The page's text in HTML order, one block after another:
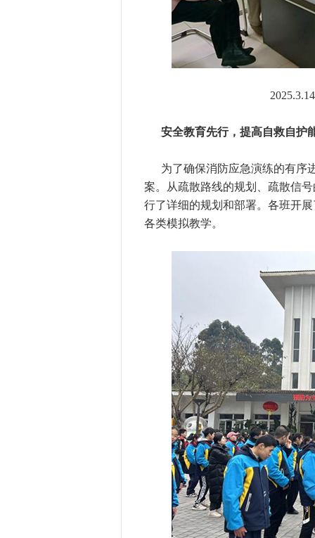
安全教育先行，提高自救自护
为了确保消防应急演练的有序
案。从疏散路线的规划、疏散信
行了详细的规划和部署。各班开
各类模拟教学。